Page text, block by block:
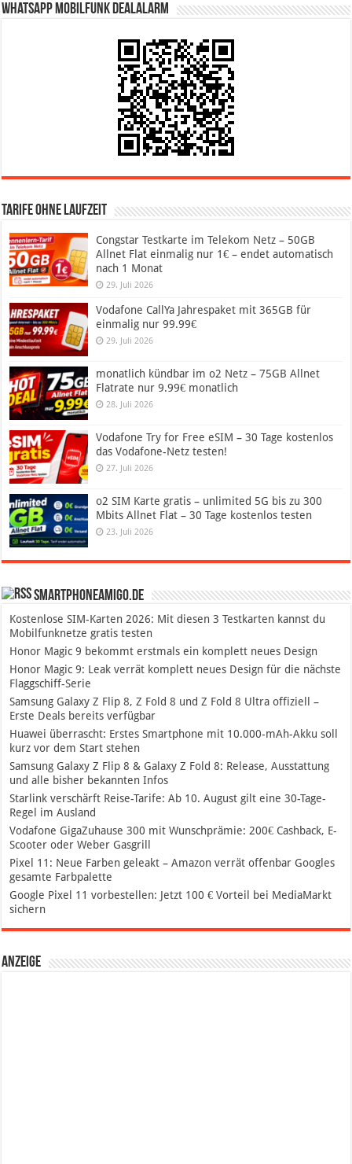
WhatsApp Mobilfunk DealAlarm
Tarife ohne Laufzeit
Congstar Testkarte im Telekom Netz – 50GB
Allnet Flat einmalig nur 1€ – endet automatisch
nach 1 Monat
29. Juli 2026
Vodafone CallYa Jahrespaket mit 365GB für
einmalig nur 99.99€
29. Juli 2026
monatlich kündbar im o2 Netz – 75GB Allnet
Flatrate nur 9.99€ monatlich
28. Juli 2026
Vodafone Try for Free eSIM – 30 Tage kostenlos
das Vodafone-Netz testen!
27. Juli 2026
o2 SIM Karte gratis – unlimited 5G bis zu 300
Mbits Allnet Flat – 30 Tage kostenlos testen
23. Juli 2026
SmartphoneAmigo.de
Kostenlose SIM-Karten 2026: Mit diesen 3 Testkarten kannst du
Mobilfunknetze gratis testen
Honor Magic 9 bekommt erstmals ein komplett neues Design
Honor Magic 9: Leak verrät komplett neues Design für die nächste
Flaggschiff-Serie
Samsung Galaxy Z Flip 8, Z Fold 8 und Z Fold 8 Ultra offiziell –
Erste Deals bereits verfügbar
Huawei überrascht: Erstes Smartphone mit 10.000-mAh-Akku soll
kurz vor dem Start stehen
Samsung Galaxy Z Flip 8 & Galaxy Z Fold 8: Release, Ausstattung
und alle bisher bekannten Infos
Starlink verschärft Reise-Tarife: Ab 10. August gilt eine 30-Tage-
Regel im Ausland
Vodafone GigaZuhause 300 mit Wunschprämie: 200€ Cashback, E-
Scooter oder Weber Gasgrill
Pixel 11: Neue Farben geleakt – Amazon verrät offenbar Googles
gesamte Farbpalette
Google Pixel 11 vorbestellen: Jetzt 100 € Vorteil bei MediaMarkt
sichern
Anzeige